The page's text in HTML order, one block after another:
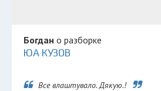
Богдан о разборке
ЮА КУЗОВ
Все влаштувало. Дякую.!